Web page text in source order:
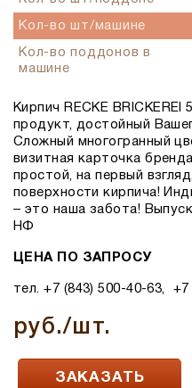
Кол-во шт/машине
Кол-во поддонов в
машине
Кирпич RECKE
продукт, достойный
Сложный многогранный
визитная карточка
простой, на первый
поверхности кирпича!
– это наша забота!
НФ
ЦЕНА ПО ЗАПРОСУ
тел. +7 (843) 500-40-63, +7
руб./шт.
ЗАКАЗАТЬ